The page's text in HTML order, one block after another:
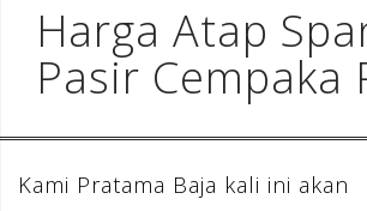
Harga Atap
Pasir Cempaka
Kami Pratama Baja kali ini akan